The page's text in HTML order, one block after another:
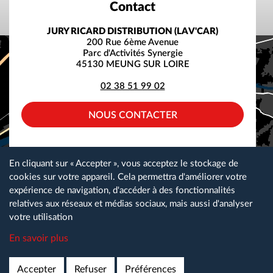
Contact
JURY RICARD DISTRIBUTION (LAV'CAR)
200 Rue 6ème Avenue
Parc d'Activités Synergie
45130 MEUNG SUR LOIRE
02 38 51 99 02
NOUS CONTACTER
Plan du site Gestion des cookies
Nos partenaires
Espace téléchargement
Réalisationads-COM
En cliquant sur « Accepter », vous acceptez le stockage de
cookies sur votre appareil. Cela permettra d'améliorer votre
expérience de navigation, d'accéder à des fonctionnalités
relatives aux réseaux et médias sociaux, mais aussi d'analyser
votre utilisation
En savoir plus
Accepter Refuser Préférences